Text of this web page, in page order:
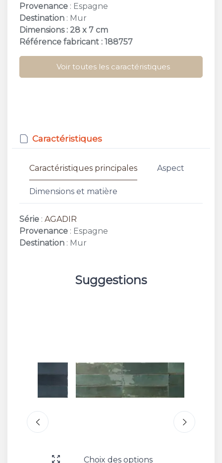
Provenance : Espagne
Destination : Mur
Dimensions : 28 x 7 cm
Référence fabricant : 188757
Voir toutes les caractéristiques
Caractéristiques
Caractéristiques principales Aspect
Dimensions et matière
Série : AGADIR
Provenance : Espagne
Destination : Mur
Suggestions
Choix des options